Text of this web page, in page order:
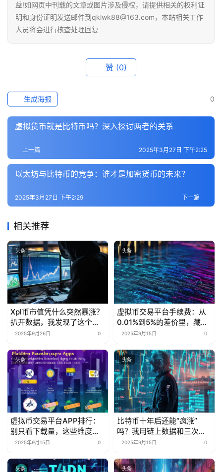
益!如网页中刊载的文章或图片涉及侵权，请提供相关的权利证
明和身份证明发送邮件到qklwk88@163.com，本站相关工作
人员将会进行核查处理回复
赞 (0)
0
生成海报
虚拟货币就是比特币吗？深入探讨两者的关系
上一篇 2025年3月27日 下午2:25
以太坊与比特币的竞争：谁才是加密货币的未来？
下一篇
2025年3月27日 下午2:29
相关推荐
头条
Xpl币市值凭什么突然暴涨？
扒开数据，我发现了这个行
业秘密
2025年9月26日 0
头条
虚拟币交易平台手续费：从
0.01%到5%的差价里，藏着
多少被忽略的省钱密码？
2025年9月15日 0
头条
虚拟币交易平台APP排行：
别只看下载量，这些维度才
是“真·核心指标”
2025年9月15日 0
头条
比特币十年后还能“疯涨”
吗？我用链上数据和三次抄
底经历告诉你
2025年9月15日 0
头条 头条